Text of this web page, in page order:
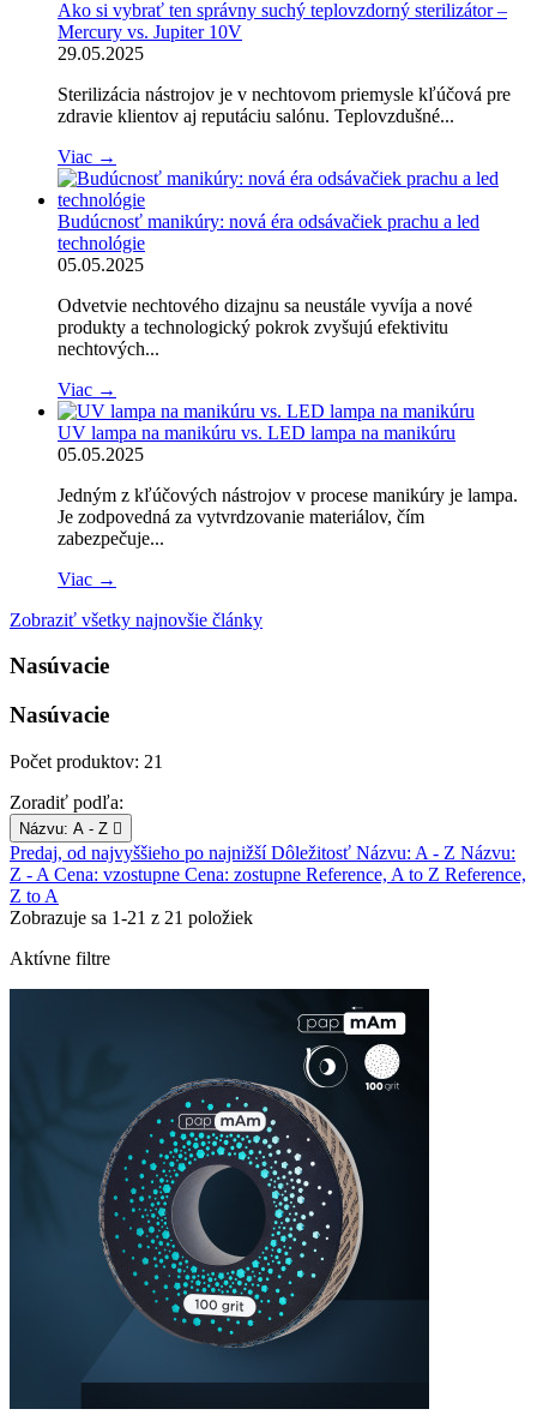
Ako si vybrať ten správny suchý teplovzdorný sterilizátor –
Mercury vs. Jupiter 10V
29.05.2025
Sterilizácia nástrojov je v nechtovom priemysle kľúčová pre
zdravie klientov aj reputáciu salónu. Teplovzdušné...
Viac →
Budúcnosť manikúry: nová éra odsávačiek prachu a led
technológie
05.05.2025
Odvetvie nechtového dizajnu sa neustále vyvíja a nové
produkty a technologický pokrok zvyšujú efektivitu
nechtových...
Viac →
UV lampa na manikúru vs. LED lampa na manikúru
05.05.2025
Jedným z kľúčových nástrojov v procese manikúry je lampa.
Je zodpovedná za vytvrdzovanie materiálov, čím
zabezpečuje...
Viac →
Zobraziť všetky najnovšie články
Nasúvacie
Nasúvacie
Počet produktov: 21
Zoradiť podľa:
Názvu: A - Z 
Predaj, od najvyššieho po najnižšíDôležitosť Názvu: A - Z Názvu:
Z - A Cena: vzostupne Cena: zostupne Reference, A to Z Reference,
Z to A
Zobrazuje sa 1-21 z 21 položiek
Aktívne filtre